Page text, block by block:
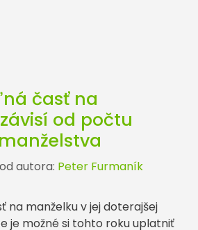
časť na
od počtu
od autora: Peter Furmaník
na manželku v jej doterajšej
je možné si tohto roku uplatniť